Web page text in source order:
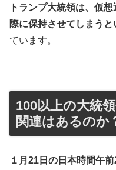
トランプ大統領は、仮
際に保持させてしまう
ています。
100以上の大統
関連はあるのか
１月21日の日本時間午